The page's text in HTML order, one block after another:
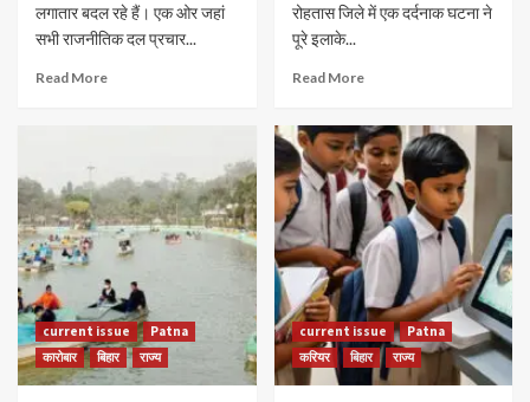
लगातार बदल रहे हैं। एक ओर जहां
सभी राजनीतिक दल प्रचार...
Read More
रोहतास जिले में एक दर्दनाक घटना ने
पूरे इलाके...
Read More
current issue
Patna
कारोबार
बिहार राज्य
current issue
Patna
करियर
बिहार राज्य